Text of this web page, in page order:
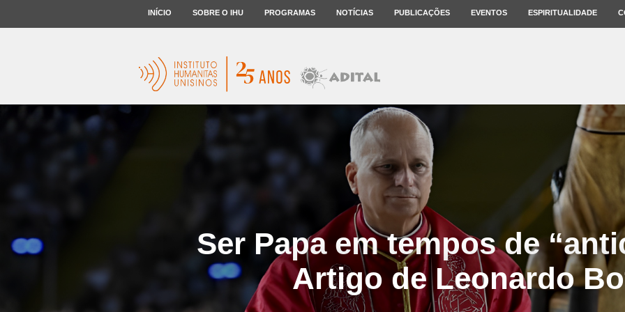
INÍCIO SOBRE O IHU PROGRAMAS NOTÍCIAS PUBLICAÇÕES EVENTOS ESPIRITUALIDADE
Ser Papa em tempos de
Artigo de Leonardo